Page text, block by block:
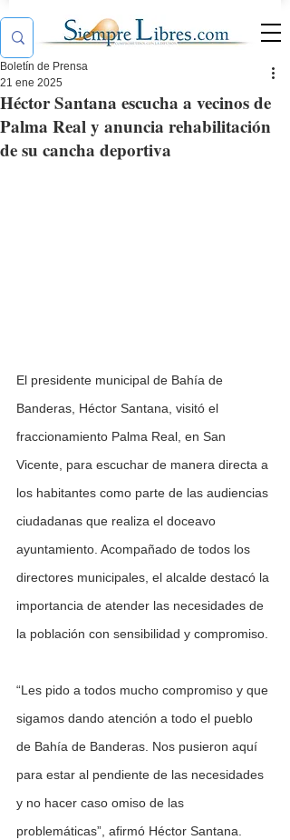
Héctor Santana escucha a vecinos de
Palma Real y anuncia rehabilitación
de su cancha deportiva
Boletín de Prensa
21 ene 2025
El presidente municipal de Bahía de
Banderas, Héctor Santana, visitó el
fraccionamiento Palma Real, en San
Vicente, para escuchar de manera directa a
los habitantes como parte de las audiencias
ciudadanas que realiza el doceavo
ayuntamiento. Acompañado de todos los
directores municipales, el alcalde destacó la
importancia de atender las necesidades de
la población con sensibilidad y compromiso.
“Les pido a todos mucho compromiso y que
sigamos dando atención a todo el pueblo
de Bahía de Banderas. Nos pusieron aquí
para estar al pendiente de las necesidades
y no hacer caso omiso de las
problemáticas”, afirmó Héctor Santana.